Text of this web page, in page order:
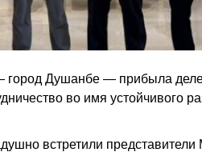
город Душанбе — прибыла
во имя устойчивого
встретили